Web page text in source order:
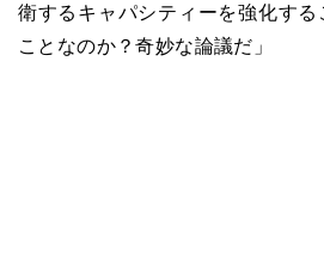
衛するキャパシティーを強化す
ことなのか？奇妙な論議だ」